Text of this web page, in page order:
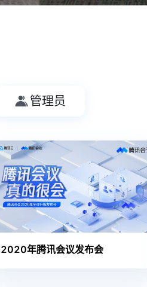
管理员
2020年腾讯会议发布会